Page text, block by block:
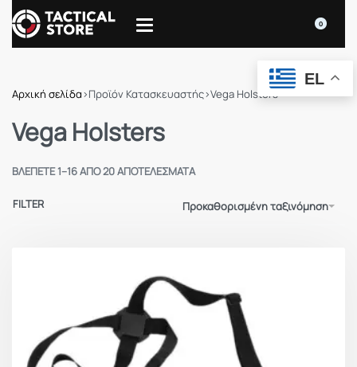
0
Αρχική σελίδα›Προϊόν Κατασκευαστής›Vega Holsters
Vega Holsters
ΒΛΈΠΕΤΕ 1–16 ΑΠΌ 20 ΑΠΟΤΕΛΈΣΜΑΤΑ
Προκαθορισμένη ταξινόμηση
FILTER
EL